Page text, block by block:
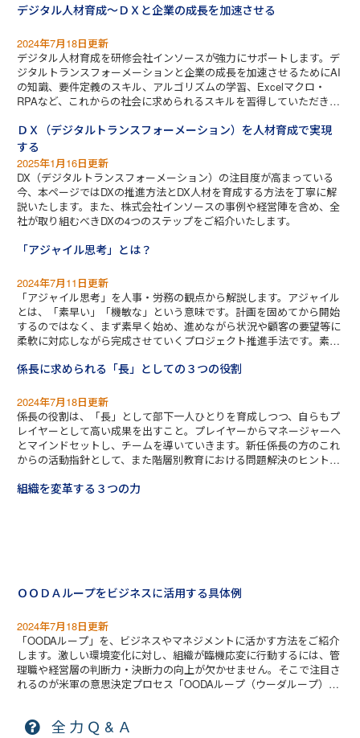
デジタル人材育成～ＤＸと企業の成長を加速させる
2024年7月18日更新
デジタル人材育成を研修会社インソースが強力にサポートします。デ
ジタルトランスフォーメーションと企業の成長を加速させるためにAI
の知識、要件定義のスキル、アルゴリズムの学習、Excelマクロ・
RPAなど、これからの社会に求められるスキルを習得していただきま
ＤＸ（デジタルトランスフォーメーション）を人材育成で実現
する
2025年1月16日更新
DX（デジタルトランスフォーメーション）の注目度が高まっている
今、本ページではDXの推進方法とDX人材を育成する方法を丁寧に解
説いたします。また、株式会社インソースの事例や経営陣を含め、全
社が取り組むべきDXの4つのステップをご紹介いたします。
「アジャイル思考」とは？
2024年7月11日更新
「アジャイル思考」を人事・労務の観点から解説します。アジャイル
とは、「素早い」「機敏な」という意味です。計画を固めてから開始
するのではなく、まず素早く始め、進めながら状況や顧客の要望等に
柔軟に対応しながら完成させていくプロジェクト推進手法です。素早
係長に求められる「長」としての３つの役割
2024年7月18日更新
係長の役割は、「長」として部下一人ひとりを育成しつつ、自らもプ
レイヤーとして高い成果を出すこと。プレイヤーからマネージャーへ
とマインドセットし、チームを導いていきます。新任係長の方のこれ
からの活動指針として、また階層別教育における問題解決のヒントと
組織を変革する３つの力
ＯＯＤＡループをビジネスに活用する具体例
2024年7月18日更新
「OODAループ」を、ビジネスやマネジメントに活かす方法をご紹介
します。激しい環境変化に対し、組織が臨機応変に行動するには、管
理職や経営層の判断力・決断力の向上が欠かせません。そこで注目さ
れるのが米軍の意思決定プロセス「OODAループ（ウーダループ）」
全力Ｑ&Ａ